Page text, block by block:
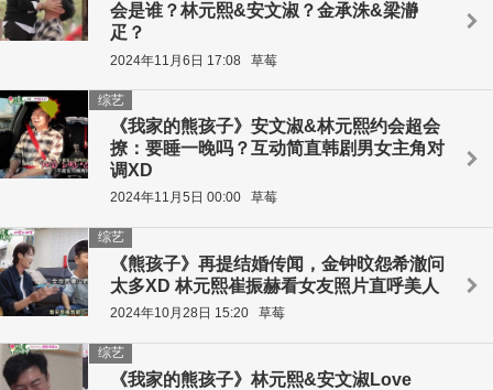
会是谁？林元熙&安文淑？金承洙&梁瀞
疋？
2024年11月6日 17:08 草莓
《我家的熊孩子》安文淑&林元熙约会超会
撩：要睡一晚吗？互动简直韩剧男女主角对
调XD
综艺
2024年11月5日 00:00 草莓
《熊孩子》再提结婚传闻，金钟旼怨希澈问
太多XD 林元熙崔振赫看女友照片直呼美人
综艺
2024年10月28日 15:20 草莓
《我家的熊孩子》林元熙&安文淑Love
综艺